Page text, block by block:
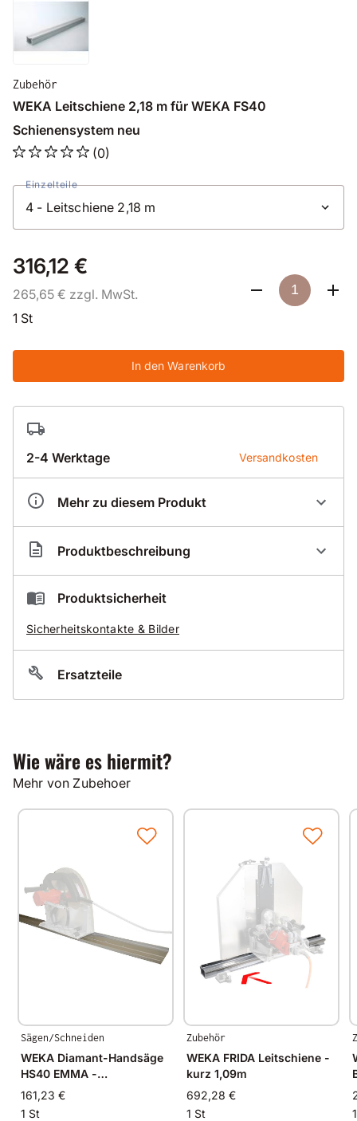
Zubehör
WEKA Leitschiene 2,18 m für WEKA FS40
Schienensystem neu
(0)
Einzelteile
316,12 €
265,65 € zzgl. MwSt.
1 St
In den Warenkorb
2-4 Werktage Versandkosten
Mehr zu diesem Produkt
Artikelnummer FS400063
Produktbeschreibung
Der Preis beinhaltet 60,00 Euro (je nach Versand-
Verständnis!
WEKA Leitschiene
Produktsicherheit
Sicherheitskontakte & Bilder
Ersatzteile
Wie wäre es hiermit?
Mehr von Zubehoer
Sägen/Schneiden
WEKA Diamant-Handsäge
HS40 EMMA -
Führungsschiene
161,23 €
1 St
Zubehör
WEKA FRIDA Leitschiene -
kurz 1,09m
692,28 €
1 St